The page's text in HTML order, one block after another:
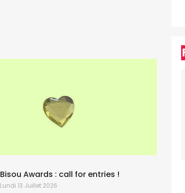
Bisou Awards : call for entries !
Lundi 13 Juillet 2026